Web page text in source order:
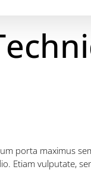
porta maximus
Etiam vulputate,